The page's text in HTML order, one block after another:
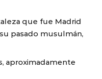
que fue Madrid
pasado musulmán,
aproximadamente